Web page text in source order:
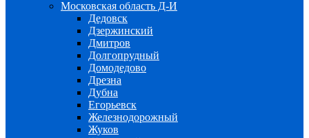
Московская область Д-И
Дедовск
Дзержинский
Дмитров
Долгопрудный
Домодедово
Дрезна
Дубна
Егорьевск
Железнодорожный
Жуков